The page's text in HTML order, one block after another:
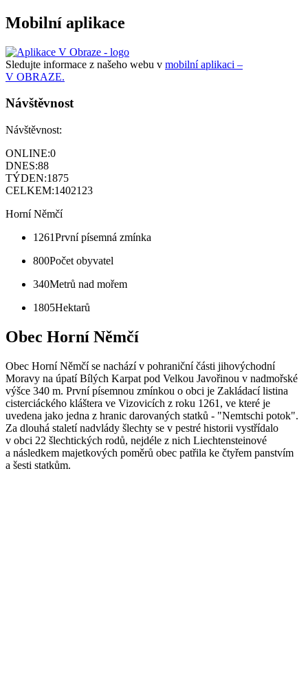
Mobilní aplikace
Sledujte informace z našeho webu v mobilní aplikaci –
V OBRAZE.
Návštěvnost
Návštěvnost:
ONLINE:0
DNES:88
TÝDEN:1875
CELKEM:1402123
Horní Němčí
1261První písemná zmínka
800Počet obyvatel
340Metrů nad mořem
1805Hektarů
Obec Horní Němčí
Obec Horní Němčí se nachází v pohraniční části jihovýchodní
Moravy na úpatí Bílých Karpat pod Velkou Javořinou v nadmořské
výšce 340 m. První písemnou zmínkou o obci je Zakládací listina
cisterciáckého kláštera ve Vizovicích z roku 1261, ve které je
uvedena jako jedna z hranic darovaných statků - "Nemtschi potok".
Za dlouhá staletí nadvlády šlechty se v pestré historii vystřídalo
v obci 22 šlechtických rodů, nejdéle z nich Liechtensteinové
a následkem majetkových poměrů obec patřila ke čtyřem panstvím
a šesti statkům.